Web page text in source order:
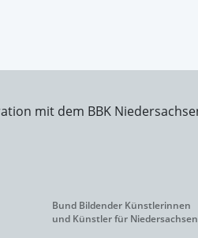
mit dem BBK
Bund Bildender Künstlerinnen
und Künstler für Niedersachsen